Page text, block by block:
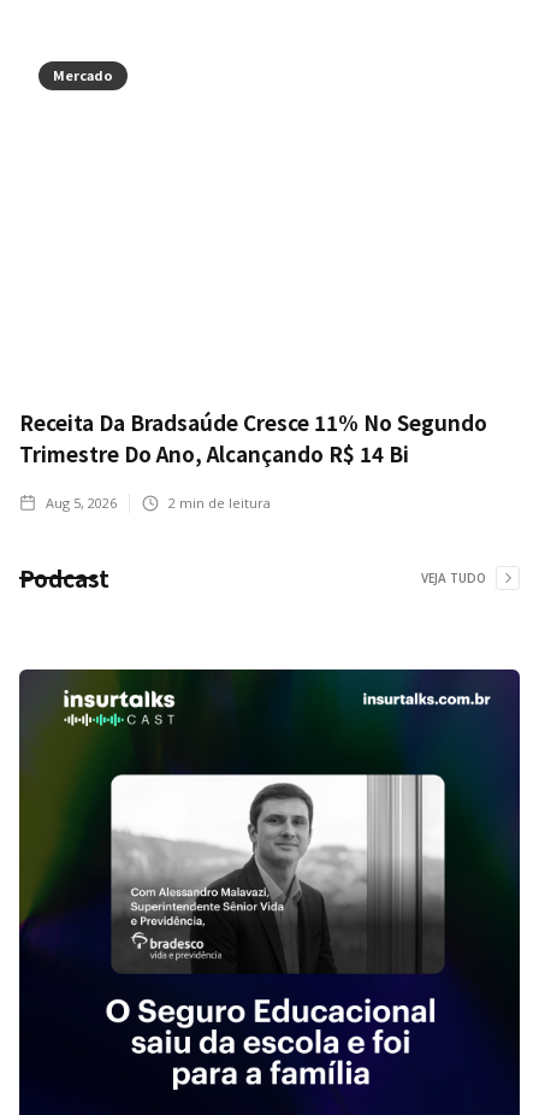
Mercado
Receita Da Bradsaúde Cresce 11% No Segundo
Trimestre Do Ano, Alcançando R$ 14 Bi
Aug 5, 2026 2 min de leitura
Podcast VEJA TUDO